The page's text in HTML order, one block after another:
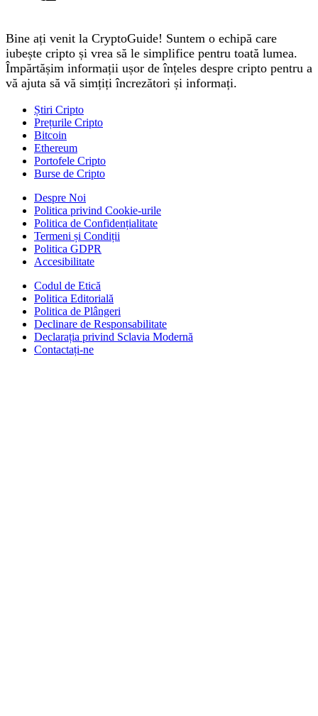
Bine ați venit la CryptoGuide! Suntem o echipă care
iubește cripto și vrea să le simplifice pentru toată lumea.
Împărtășim informații ușor de înțeles despre cripto pentru a
vă ajuta să vă simțiți încrezători și informați.
Știri Cripto
Prețurile Cripto
Bitcoin
Ethereum
Portofele Cripto
Burse de Cripto
Despre Noi
Politica privind Cookie-urile
Politica de Confidențialitate
Termeni și Condiții
Politica GDPR
Accesibilitate
Codul de Etică
Politica Editorială
Politica de Plângeri
Declinare de Responsabilitate
Declarația privind Sclavia Modernă
Contactați-ne